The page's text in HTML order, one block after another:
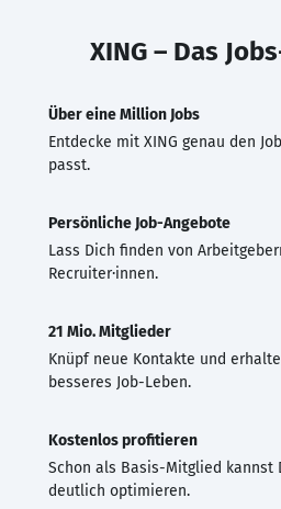
XING – Das
Über eine Million Jobs
Entdecke mit XING genau den
passt.
Persönliche Job-Angebote
Lass Dich finden von
Recruiter·innen.
21 Mio. Mitglieder
Knüpf neue Kontakte und
besseres Job-Leben.
Kostenlos profitieren
Schon als Basis-Mitglied kannst
deutlich optimieren.